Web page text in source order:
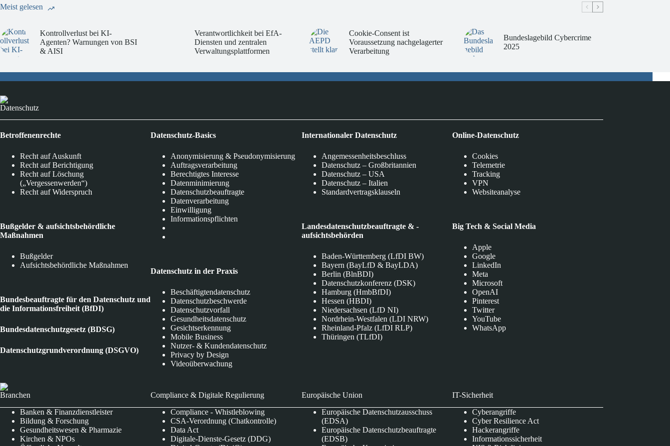
Meist gelesen
Kontrollverlust bei KI-
Agenten? Warnungen von BSI
& AISI
Verantwortlichkeit bei EfA-
Diensten und zentralen
Verwaltungsplattformen
Cookie-Consent ist
Voraussetzung nachgelagerter
Verarbeitung
Bundeslagebild Cybercrime
2025
Datenschutz
Betroffenenrechte
Recht auf Auskunft
Recht auf Berichtigung
Recht auf Löschung
(„Vergessenwerden“)
Recht auf Widerspruch
Bußgelder & aufsichtsbehördliche
Maßnahmen
Bußgelder
Aufsichtsbehördliche Maßnahmen
Bundesbeauftragte für den Datenschutz und
die Informationsfreiheit (BfDI)
Bundesdatenschutzgesetz (BDSG)
Datenschutzgrundverordnung (DSGVO)
Datenschutz-Basics
Anonymisierung & Pseudonymisierung
Auftragsverarbeitung
Berechtigtes Interesse
Datenminimierung
Datenschutzbeauftragte
Datenverarbeitung
Einwilligung
Informationspflichten
Datenschutz in der Praxis
Beschäftigtendatenschutz
Datenschutzbeschwerde
Datenschutzvorfall
Gesundheitsdatenschutz
Gesichtserkennung
Mobile Business
Nutzer- & Kundendatenschutz
Privacy by Design
Videoüberwachung
Internationaler Datenschutz
Angemessenheitsbeschluss
Datenschutz – Großbritannien
Datenschutz – USA
Datenschutz – Italien
Standardvertragsklauseln
Landesdatenschutzbeauftragte & -
aufsichtsbehörden
Baden-Württemberg (LfDI BW)
Bayern (BayLfD & BayLDA)
Berlin (BlnBDI)
Datenschutzkonferenz (DSK)
Hamburg (HmbBfDI)
Hessen (HBDI)
Niedersachsen (LfD NI)
Nordrhein-Westfalen (LDI NRW)
Rheinland-Pfalz (LfDI RLP)
Thüringen (TLfDI)
Online-Datenschutz
Cookies
Telemetrie
Tracking
VPN
Websiteanalyse
Big Tech & Social Media
Apple
Google
LinkedIn
Meta
Microsoft
OpenAI
Pinterest
Twitter
YouTube
WhatsApp
Branchen
Banken & Finanzdienstleister
Bildung & Forschung
Gesundheitswesen & Pharmazie
Kirchen & NPOs
Compliance & Digitale Regulierung
Compliance - Whistleblowing
CSA-Verordnung (Chatkontrolle)
Data Act
Digitale-Dienste-Gesetz (DDG)
Europäische Union
Europäische Datenschutzausschuss
(EDSA)
Europäische Datenschutzbeauftragte
(EDSB)
IT-Sicherheit
Cyberangriffe
Cyber Resilience Act
Hackerangriffe
Informationssicherheit